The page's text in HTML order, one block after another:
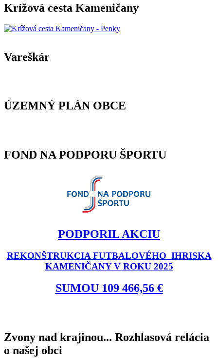
Krížová cesta Kameničany
Vareškár
ÚZEMNÝ PLÁN OBCE
FOND NA PODPORU ŠPORTU
PODPORIL AKCIU
REKONŠTRUKCIA FUTBALOVÉHO IHRISKA
KAMENIČANY V ROKU 2025
SUMOU 109 466,56 €
Zvony nad krajinou... Rozhlasová relácia
o našej obci